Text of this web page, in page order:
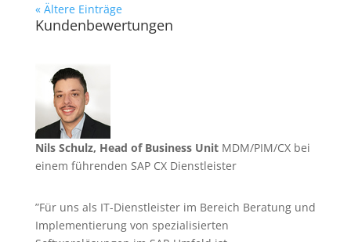
« Ältere Einträge
Kundenbewertungen
Nils Schulz, Head of Business UnitMDM/PIM/CX bei
einem führenden SAP CX Dienstleister
”Für uns als IT-Dienstleister im Bereich Beratung und
Implementierung von spezialisierten